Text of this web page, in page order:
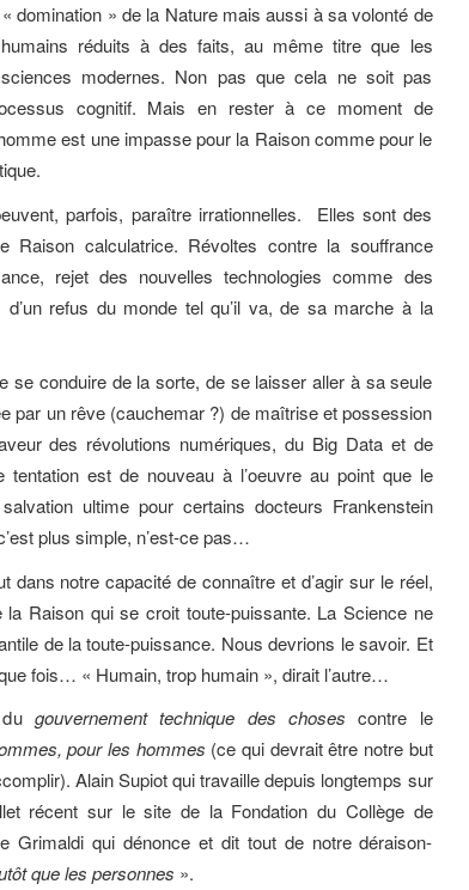
domination » de la Nature mais aussi à sa volonté de
réduits à des faits, au même titre que les
modernes. Non pas que cela ne soit pas
cognitif. Mais en rester à ce moment de
est une impasse pour la Raison comme pour le
parfois, paraître irrationnelles. Elles sont des
Raison calculatrice. Révoltes contre la souffrance
rejet des nouvelles technologies comme des
refus du monde tel qu’il va, de sa marche à la
se conduire de la sorte, de se laisser aller à sa seule
par un rêve (cauchemar ?) de maîtrise et possession
des révolutions numériques, du Big Data et de
tentation est de nouveau à l’oeuvre au point que le
ultime pour certains docteurs Frankenstein
plus simple, n’est-ce pas…
dans notre capacité de connaître et d’agir sur le réel,
Raison qui se croit toute-puissante. La Science ne
de la toute-puissance. Nous devrions le savoir. Et
fois… « Humain, trop humain », dirait l’autre…
gouvernement technique des choses contre le
pour les hommes (ce qui devrait être notre but
Alain Supiot qui travaille depuis longtemps sur
récent sur le site de la Fondation du Collège de
Grimaldi qui dénonce et dit tout de notre déraison-
que les personnes ».